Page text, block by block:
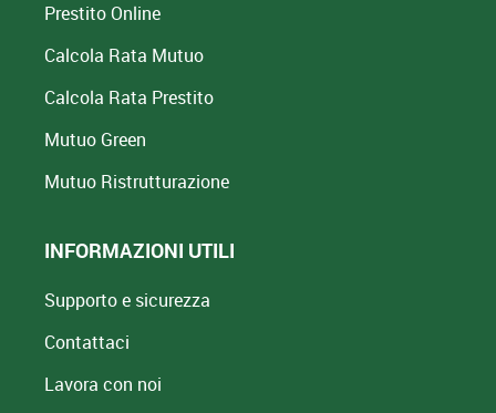
Prestito Online
Calcola Rata Mutuo
Calcola Rata Prestito
Mutuo Green
Mutuo Ristrutturazione
INFORMAZIONI UTILI
Supporto e sicurezza
Contattaci
Lavora con noi